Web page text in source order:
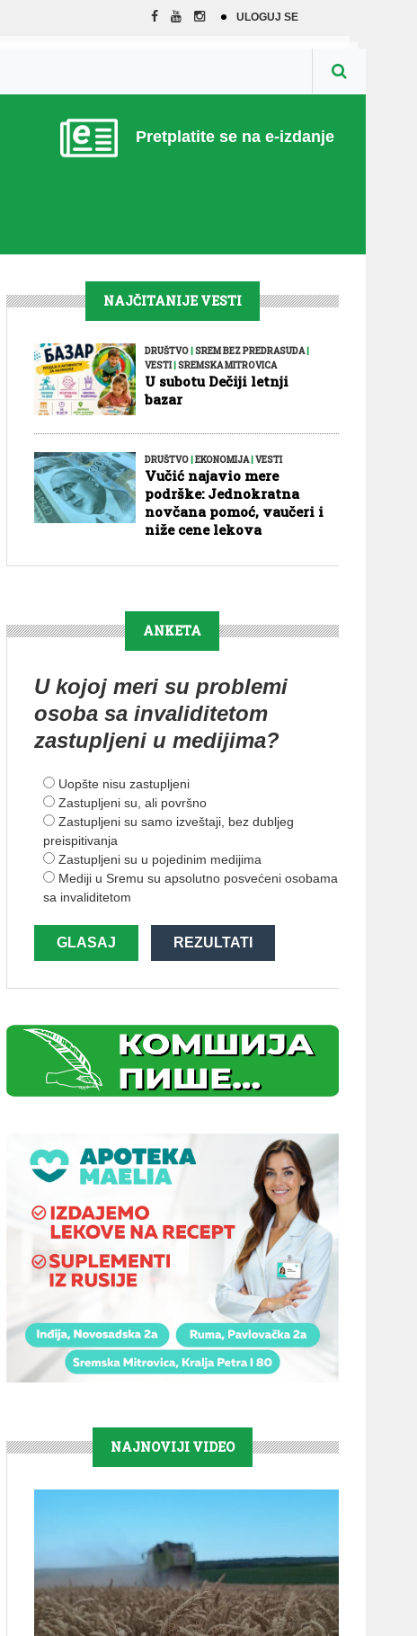
ULOGUJ SE
Pretplatite se na e-izdanje
NAJČITANIJE VESTI
DRUŠTVO|SREM BEZ PREDRASUDA|
VESTI|SREMSKA MITROVICA
U subotu Dečiji letnji
bazar
DRUŠTVO|EKONOMIJA|VESTI
Vučić najavio mere
podrške: Jednokratna
novčana pomoć, vaučeri i
niže cene lekova
ANKETA
U kojoj meri su problemi
osoba sa invaliditetom
zastupljeni u medijima?
Uopšte nisu zastupljeni
Zastupljeni su, ali površno
Zastupljeni su samo izveštaji, bez dubljeg
preispitivanja
Zastupljeni su u pojedinim medijima
Mediji u Sremu su apsolutno posvećeni osobama
sa invaliditetom
GLASAJ REZULTATI
NAJNOVIJI VIDEO